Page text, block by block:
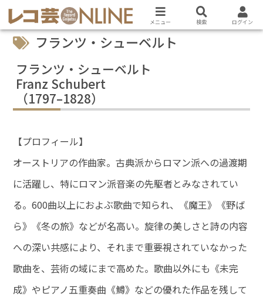
フランツ・シューベルト
フランツ・シューベルト
Franz Schubert
（1797–1828）
【プロフィール】
オーストリアの作曲家。古典派からロマン派への過渡期
に活躍し、特にロマン派音楽の先駆者とみなされてい
る。600曲以上におよぶ歌曲で知られ、《魔王》《野ば
ら》《冬の旅》などが名高い。旋律の美しさと詩の内容
への深い共感により、それまで重要視されていなかった
歌曲を、芸術の域にまで高めた。歌曲以外にも《未完
成》やピアノ五重奏曲《鱒》などの優れた作品を残して
メニュー 検索 ログイン